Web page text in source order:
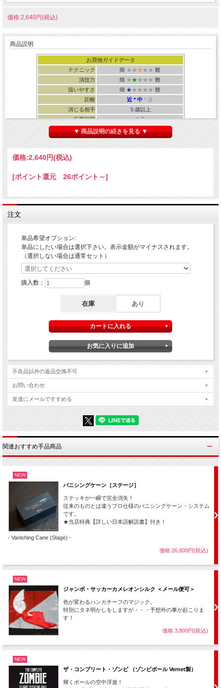
価格:2,640円(税込)
商品説明
お買物ガイドデータ
テクニック
簡 ★★★★★ 難
演技力
簡 ★★★★★ 難
扱いやすさ
簡 ★★★★★ 難
距離
近 * 中 * 遠
演じる相手
５歳以上
所要時間
１分
・輸入品 ・解説：DVD&オンライン動画（日本語）
セット内容：
・日本語解説DVD（オンラインでも視聴可）
「運命の赤い糸を見た事がありますか？」
左の紐を引っ張ると、右の紐が短くなり、
逆に右の紐を引くと、左の紐が短くなります。
紐はどこでつながっているのか！？
チャイニーズ・ステッキ。有名な古典名作マジックの一つです。
古典マジックと言ってもコレクション的な価値しかない物ではありません。
昔から今まで・・・長い長い年月をずっと廃れずに生き抜いてきた奇術用具。
観客のウケが良く、マジシャンの評価も高い、今もなお現役で活躍できる道具。
つまり最も優秀なマジック用品の一つという事で、実際タネを知らないと非常に不
思議です。そしてウケます。
手順構成が秀逸にできていて、見ている人の予想を次々と破っていく展開に思わず
「あれ？」という笑みがこぼれます。
そして最後は完全に不可能な状態でも紐がつながって動きます。
ちょっと練習は要りますが、そんなに難しくもありません。初心者の方でも数日あ
▼ 商品説明の続きを見る ▼
価格:2,640円(税込)
[ポイント還元 26ポイント～]
注文
単品希望オプション:
単品にしたい場合は選択下さい。表示金額がマイナスされます。
（選択しない場合は通常セット）
購入数： 個
在庫 あり
不良品以外の返品交換不可
お問い合わせ
友達にメールですすめる
関連おすすめ手品商品
NEW
バニシングケーン［ステージ］
ステッキが一瞬で完全消失！
従来のものとは違うプロ仕様のバニシングケーン・システム
です。
★当店特典【詳しい日本語解説書】付き！
- Vanishing Cane (Stage) -
価格:26,800円(税込)
NEW
ジャンボ・サッカーカメレオンシルク ＜メール便可＞
色が変わるハンカチーフのマジック。
特別にタネ明かしをしますが・・・予想外の事が起こりま
す！
価格:3,800円(税込)
NEW
ザ・コンプリート・ゾンビ （ゾンビボール Vernet製）
輝くボールの空中浮遊！